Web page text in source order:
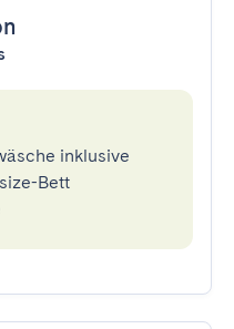
inklusive
Bett